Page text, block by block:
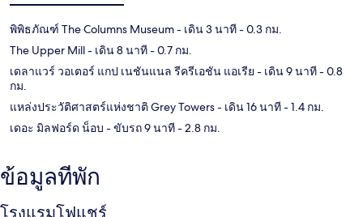
พิพิธภัณฑ์ The Columns Museum- เดิน 3 นาที- 0.3 กม.
The Upper Mill- เดิน 8 นาที- 0.7 กม.
เดลาแวร์ วอเตอร์ แกป เนชันแนล รีครีเอชัน แอเรีย - เดิน 9 นาที- 0.8
กม.
แหล่งประวัติศาสตร์แห่งชาติ Grey Towers- เดิน 16 นาที- 1.4 กม.
เดอะ มิลฟอร์ด น็อบ - ขับรถ 9 นาที- 2.8 กม.
ข้อมูลที่พัก
โรงแรมโฟแชร์